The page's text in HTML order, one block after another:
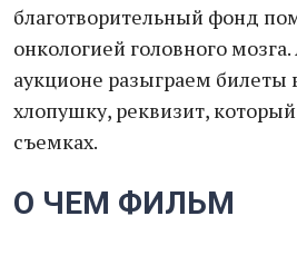
благотворительный фонд
онкологией головного
аукционе разыграем билеты
хлопушку, реквизит,
съемках.
О ЧЕМ ФИЛЬМ